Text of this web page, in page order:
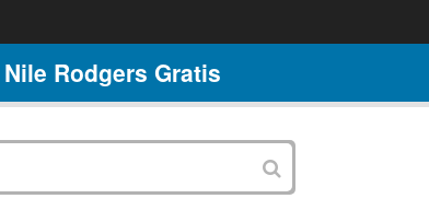
Rodgers Gratis